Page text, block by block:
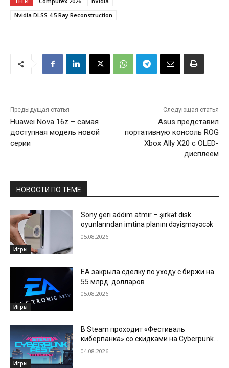
Nvidia DLSS 4.5 Ray Reconstruction
Предыдущая статья
Huawei Nova 16z – самая
доступная модель новой
серии
Следующая статья
Asus представил
портативную консоль ROG
Xbox Ally X20 с OLED-
дисплеем
НОВОСТИ ПО ТЕМЕ
Игры
Sony geri addım atmır – şirkət disk
oyunlarından imtina planını dəyişməyəcək
05.08.2026
Игры
EA закрыла сделку по уходу с биржи на
55 млрд. долларов
05.08.2026
Игры
В Steam проходит «Фестиваль
киберпанка» со скидками на Cyberpunk
2077, The Ascent, Cloudpunk и другие
04.08.2026